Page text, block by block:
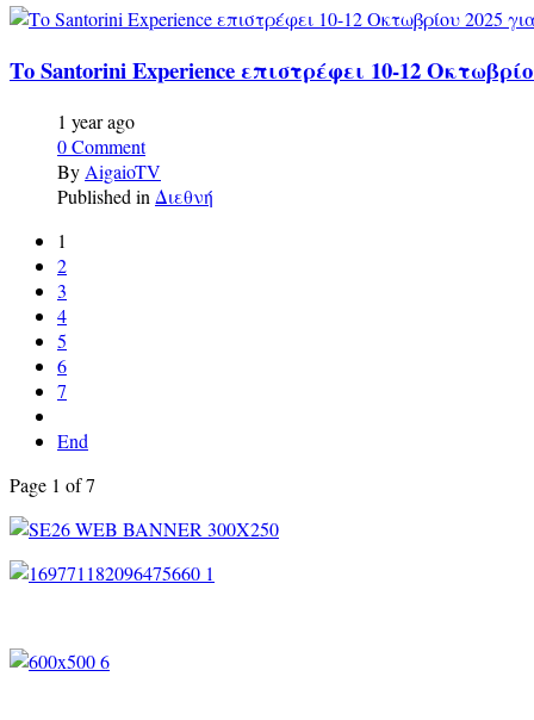
Το Santorini Experience επιστρέφει 10-12
1 year ago
0 Comment
By AigaioTV
Published in Διεθνή
1
2
3
4
5
6
7
End
Page 1 of 7